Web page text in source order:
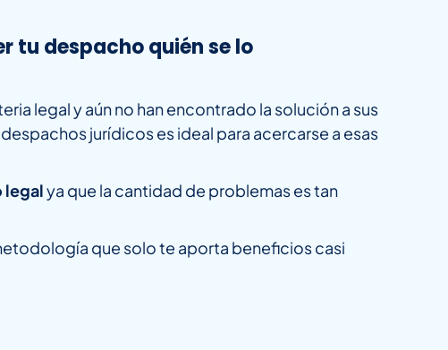
tu despacho quién se lo
legal y aún no han encontrado la solución a sus
jurídicos es ideal para acercarse a esas
legalya que la cantidad de problemas es tan
que solo te aporta beneficios casi